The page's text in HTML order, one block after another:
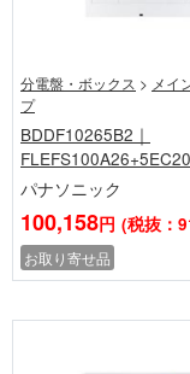
分電盤・ボックス > メイ
プ
BDDF10265B2｜
パナソニック
100,158円 (税抜：
お取り寄せ品